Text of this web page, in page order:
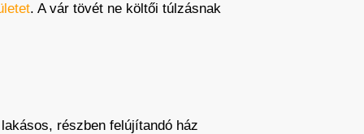
. A vár tövét ne költői túlzásnak
részben felújítandó ház